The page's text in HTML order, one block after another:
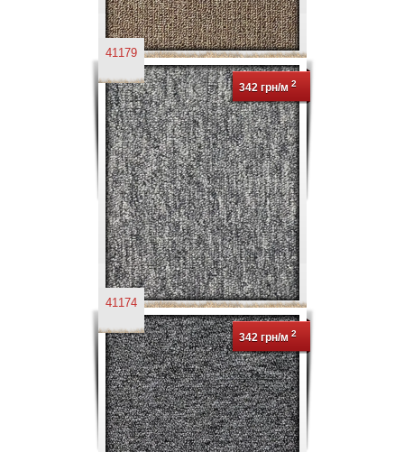
41179
342 грн/м 2
41174
342 грн/м 2